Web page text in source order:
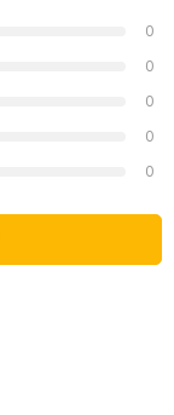
0
0
0
0
0